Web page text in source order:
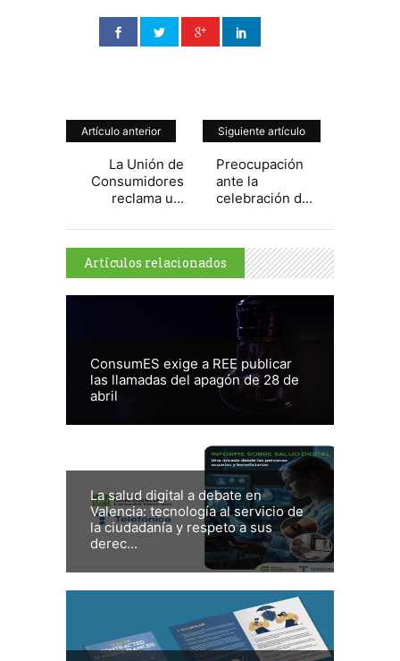
Artículo anterior
La Unión de
Consumidores
reclama u...
Siguiente artículo
Preocupación
ante la
celebración d...
Artículos relacionados
ConsumES exige a REE publicar
las llamadas del apagón de 28 de
abril
La salud digital a debate en
Valencia: tecnología al servicio de
la ciudadanía y respeto a sus
derec...